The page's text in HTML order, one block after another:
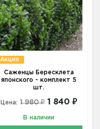
Акция
Саженцы Бересклета
японского - комплект 5
шт.
Цена: 1 980 ₽ 1 840 ₽
В наличии